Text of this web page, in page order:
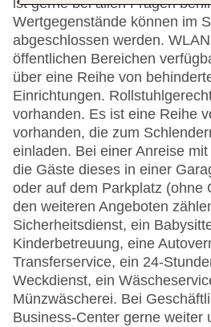
ist gerne bei allen Fragen
Wertgegenstände können im
abgeschlossen werden.
öffentlichen Bereichen
über eine Reihe von
Einrichtungen.
vorhanden. Es ist eine Reihe
vorhanden, die zum
einladen. Bei einer Anreise
die Gäste dieses in einer
oder auf dem Parkplatz (ohne
den weiteren Angeboten
Sicherheitsdienst, ein
Kinderbetreuung, eine
Transferservice, ein 24-
Weckdienst, ein
Münzwäscherei. Bei
Business-Center gerne weiter